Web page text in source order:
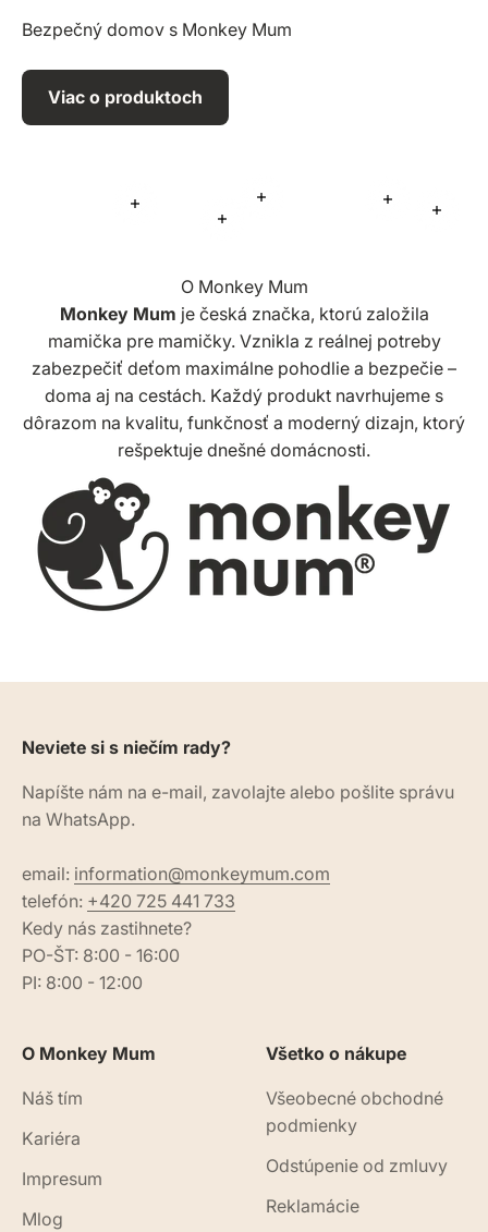
Bezpečný domov s Monkey Mum
Viac o produktoch
Viac
Viac informácií
O Monkey Mum
Monkey Mum je česká značka, ktorú založila
mamička pre mamičky. Vznikla z reálnej potreby
zabezpečiť deťom maximálne pohodlie a bezpečie –
doma aj na cestách. Každý produkt navrhujeme s
dôrazom na kvalitu, funkčnosť a moderný dizajn, ktorý
rešpektuje dnešné domácnosti.
Neviete si s niečím rady?
Napíšte nám na e-mail, zavolajte alebo pošlite správu
na WhatsApp.
email: information@monkeymum.com
telefón: +420 725 441 733
Kedy nás zastihnete?
PO-ŠT: 8:00 - 16:00
PI: 8:00 - 12:00
O Monkey Mum
Náš tím
Kariéra
Impresum
Mlog
Všetko o nákupe
Všeobecné obchodné
podmienky
Odstúpenie od zmluvy
Reklamácie